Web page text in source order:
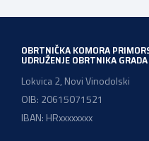
OBRTNIČKA KOMORA
UDRUŽENJE OBRTNIKA
Lokvica 2, Novi Vinodolski
OIB: 20615071521
IBAN: HRxxxxxxxx